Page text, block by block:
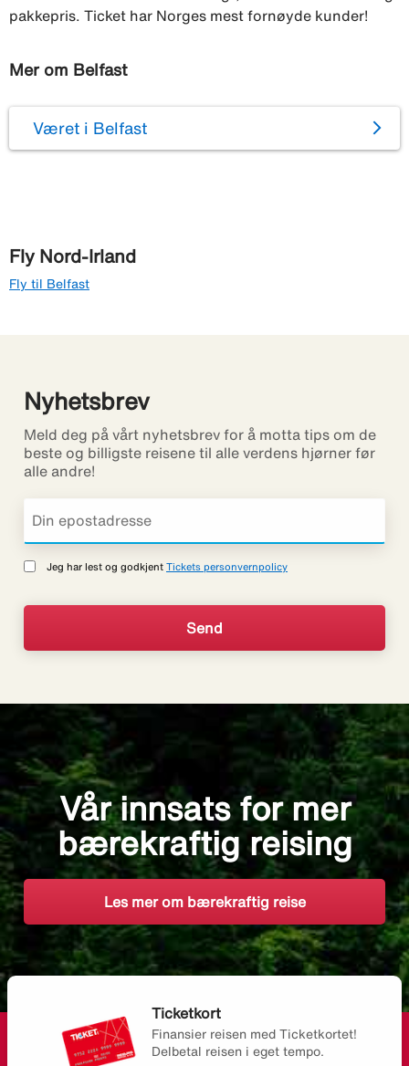
pakkepris. Ticket har Norges mest fornøyde kunder!
Mer om Belfast
Været i Belfast
Fly Nord-Irland
Fly til Belfast
Nyhetsbrev
Meld deg på vårt nyhetsbrev for å motta tips om de
beste og billigste reisene til alle verdens hjørner før
alle andre!
Jeg har lest og godkjent Tickets personvernpolicy
Vår innsats for mer
bærekraftig reising
Les mer om bærekraftig reise
Ticketkort
Finansier reisen med Ticketkortet!
Delbetal reisen i eget tempo.